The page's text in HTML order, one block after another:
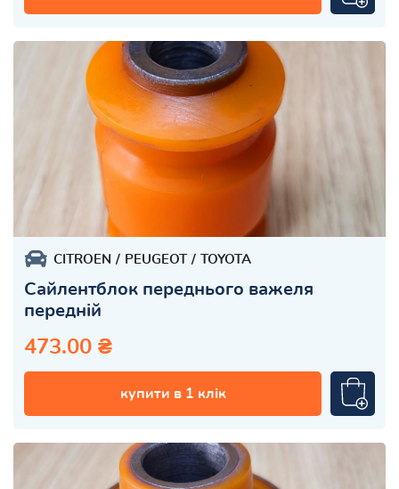
CITROEN PEUGEOT TOYOTA
Сайлентблок переднього важеля
передній
473.00 ₴
купити в 1 клік